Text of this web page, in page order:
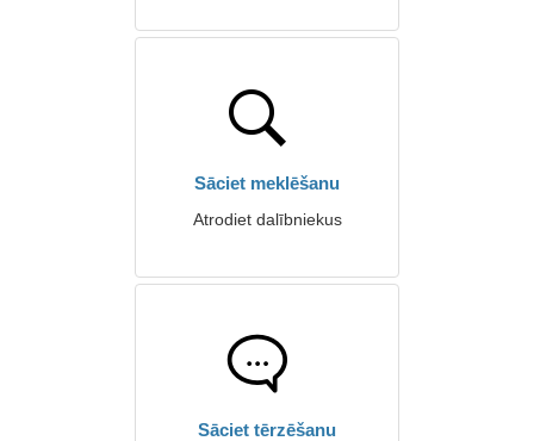
Sāciet meklēšanu
Atrodiet dalībniekus
Sāciet tērzēšanu